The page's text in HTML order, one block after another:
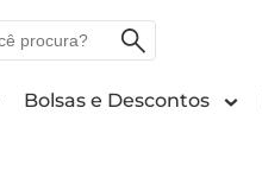
Bolsas e Descontos